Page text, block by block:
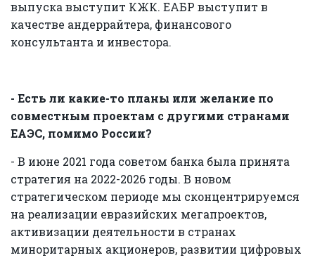
выпуска выступит КЖК. ЕАБР выступит в
качестве андеррайтера, финансового
консультанта и инвестора.
- Есть ли какие-то планы или желание по
совместным проектам с другими странами
ЕАЭС, помимо России?
- В июне 2021 года советом банка была принята
стратегия на 2022-2026 годы. В новом
стратегическом периоде мы сконцентрируемся
на реализации евразийских мегапроектов,
активизации деятельности в странах
миноритарных акционеров, развитии цифровых